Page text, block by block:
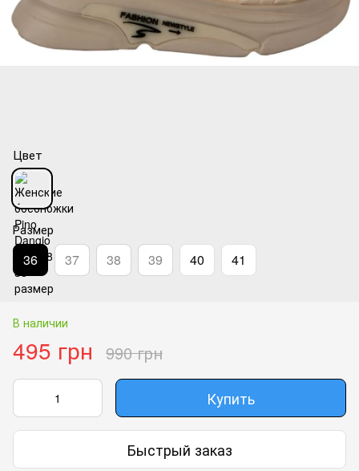
Цвет
Размер
36 37 38 39 40 41
В наличии
495 грн 990 грн
Купить
Быстрый заказ